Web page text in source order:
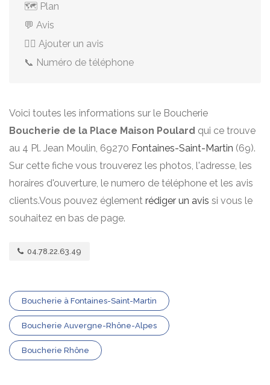
🗺️ Plan
💬 Avis
✍🏻 Ajouter un avis
📞 Numéro de téléphone
Voici toutes les informations sur le Boucherie
Boucherie de la Place Maison Poulard qui ce trouve
au 4 Pl. Jean Moulin, 69270 Fontaines-Saint-Martin (69).
Sur cette fiche vous trouverez les photos, l'adresse, les
horaires d'ouverture, le numero de téléphone et les avis
clients.Vous pouvez églement rédiger un avis si vous le
souhaitez en bas de page.
04.78.22.63.49
Boucherie à Fontaines-Saint-Martin
Boucherie Auvergne-Rhône-Alpes
Boucherie Rhône